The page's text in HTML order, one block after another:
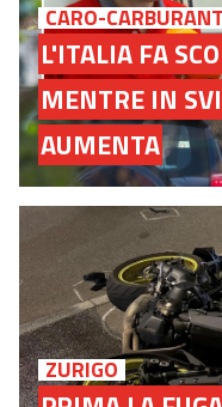
CARO-
L'ITALIA FA
MENTRE IN
AUMENTA
ZURIGO